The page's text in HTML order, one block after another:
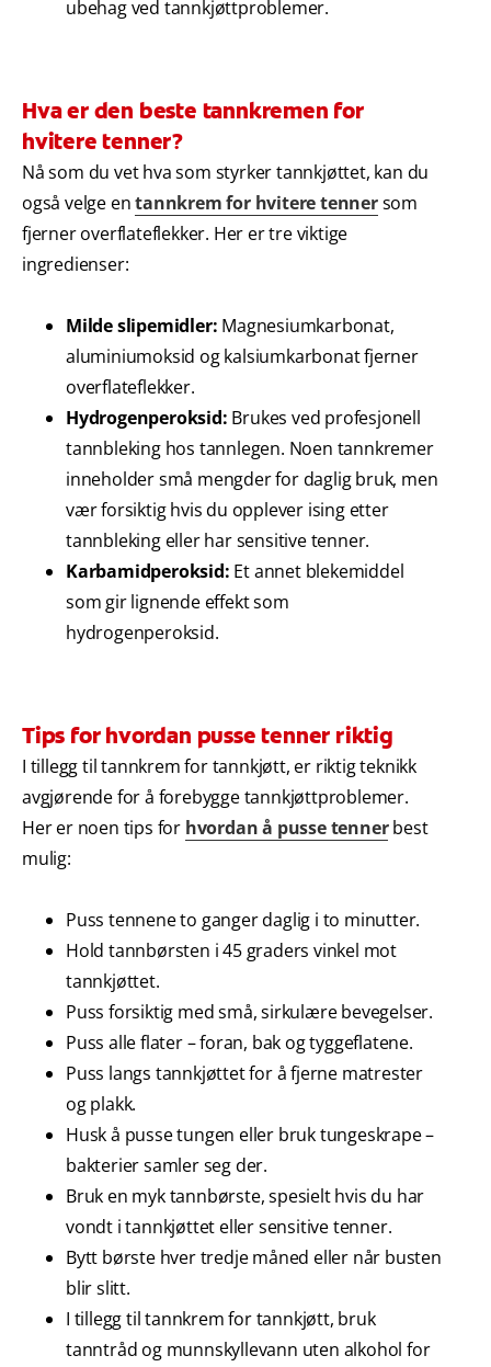
ubehag ved tannkjøttproblemer.
Hva er den beste tannkremen for
hvitere tenner?
Nå som du vet hva som styrker tannkjøttet, kan du
også velge entannkrem for hvitere tennersom
fjerner overflateflekker. Her er tre viktige
ingredienser:
Milde slipemidler: Magnesiumkarbonat,
aluminiumoksid og kalsiumkarbonat fjerner
overflateflekker.
Hydrogenperoksid: Brukes ved profesjonell
tannbleking hos tannlegen. Noen tannkremer
inneholder små mengder for daglig bruk, men
vær forsiktig hvis du opplever ising etter
tannbleking eller har sensitive tenner.
Karbamidperoksid: Et annet blekemiddel
som gir lignende effekt som
hydrogenperoksid.
Tips for hvordan pusse tenner riktig
I tillegg til tannkrem for tannkjøtt, er riktig teknikk
avgjørende for å forebygge tannkjøttproblemer.
Her er noen tips for hvordan å pusse tennerbest
mulig:
Puss tennene to ganger daglig i to minutter.
Hold tannbørsten i 45 graders vinkel mot
tannkjøttet.
Puss forsiktig med små, sirkulære bevegelser.
Puss alle flater – foran, bak og tyggeflatene.
Puss langs tannkjøttet for å fjerne matrester
og plakk.
Husk å pusse tungen eller bruk tungeskrape –
bakterier samler seg der.
Bruk en myk tannbørste, spesielt hvis du har
vondt i tannkjøttet eller sensitive tenner.
Bytt børste hver tredje måned eller når busten
blir slitt.
I tillegg til tannkrem for tannkjøtt, bruk
tanntråd og munnskyllevann uten alkohol for